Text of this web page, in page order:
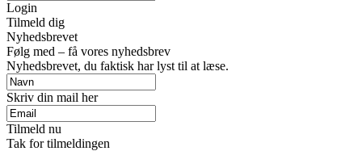
Login
Tilmeld dig
Nyhedsbrevet
Følg med – få vores nyhedsbrev
Nyhedsbrevet, du faktisk har lyst til at læse.
Skriv din mail her
Tilmeld nu
Tak for tilmeldingen